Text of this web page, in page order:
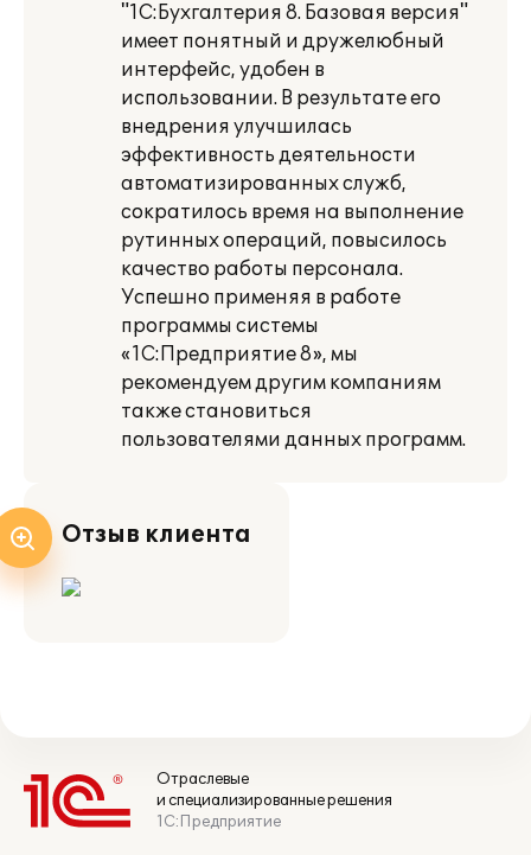
"1С:Бухгалтерия 8. Базовая версия"
имеет понятный и дружелюбный
интерфейс, удобен в
использовании. В результате его
внедрения улучшилась
эффективность деятельности
автоматизированных служб,
сократилось время на выполнение
рутинных операций, повысилось
качество работы персонала.
Успешно применяя в работе
программы системы
«1С:Предприятие 8», мы
рекомендуем другим компаниям
также становиться
пользователями данных программ.
Отзыв клиента
Отраслевые
и специализированные решения
1С:Предприятие